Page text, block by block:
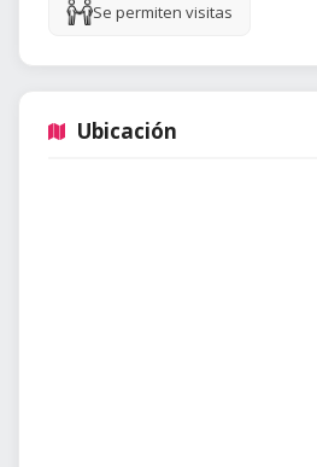
Se permiten visitas
Ubicación